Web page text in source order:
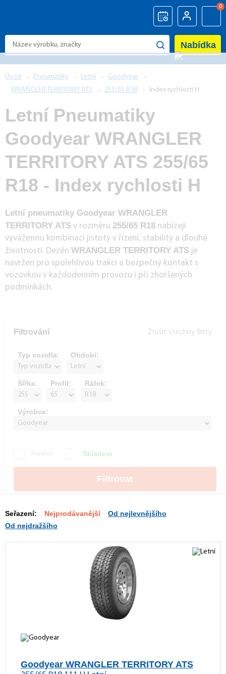
0
Nabídka
Úvod Pneumatiky Letní
Goodyear
WRANGLER TERRITORY ATS
255/65 R18 Index rychlosti H
Letní Pneumatiky
Goodyear WRANGLER
TERRITORY ATS 255/65
R18 - Index rychlosti H
Letní pneumatiky Goodyear WRANGLER
TERRITORY ATS v rozměru 255/65 R18 nabízejí
vyváženou kombinaci jistoty v řízení, stability a dlouhé
životnosti. Dezén WRANGLER TERRITORY ATS je
navržen pro spolehlivou trakci a bezpečný kontakt s
vozovkou v každodenním provozu i při zhoršených
podmínkách.
Filtrování Zrušit všechny filtry
Typ vozidla: Období:
Šířka: Profil: Ráfek:
Výrobce:
Skladem
Filtrovat
Seřazení: Nejprodávanější
Od nejlevnějšího
Od nejdražšího
Goodyear WRANGLER TERRITORY ATS